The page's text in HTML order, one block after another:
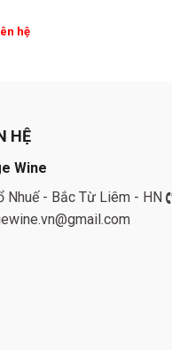
hệ
HỆ
Wine
Nhuế - Bắc Từ Liêm - HN